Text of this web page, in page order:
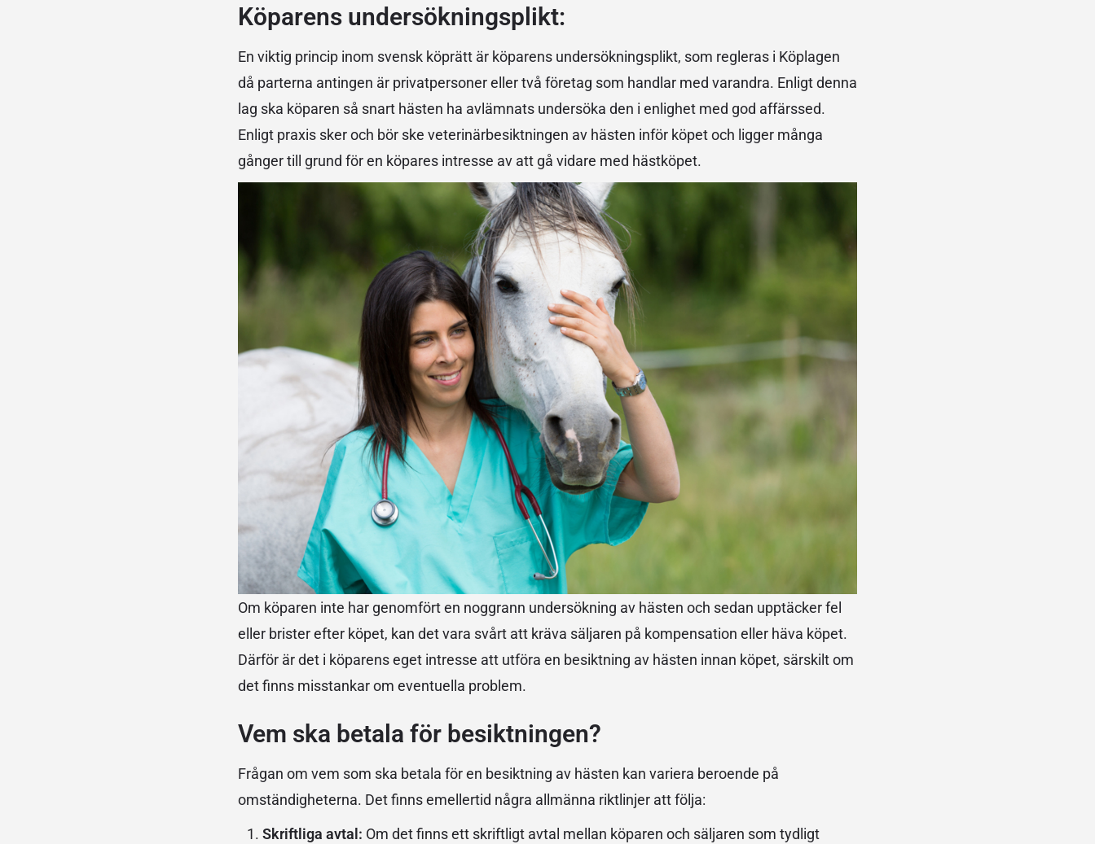
Köparens undersökningsplikt:
En viktig princip inom svensk köprätt är köparens undersökningsplikt, som regleras i Köplagen
då parterna antingen är privatpersoner eller två företag som handlar med varandra. Enligt denna
lag ska köparen så snart hästen ha avlämnats undersöka den i enlighet med god affärssed.
Enligt praxis sker och bör ske veterinärbesiktningen av hästen inför köpet och ligger många
gånger till grund för en köpares intresse av att gå vidare med hästköpet.
Om köparen inte har genomfört en noggrann undersökning av hästen och sedan upptäcker fel
eller brister efter köpet, kan det vara svårt att kräva säljaren på kompensation eller häva köpet.
Därför är det i köparens eget intresse att utföra en besiktning av hästen innan köpet, särskilt om
det finns misstankar om eventuella problem.
Vem ska betala för besiktningen?
Frågan om vem som ska betala för en besiktning av hästen kan variera beroende på
omständigheterna. Det finns emellertid några allmänna riktlinjer att följa:
Skriftliga avtal: Om det finns ett skriftligt avtal mellan köparen och säljaren som tydligt